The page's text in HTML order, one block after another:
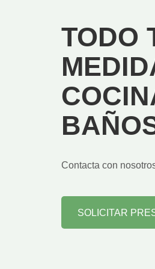
TODO
Contacta con
SOLICITAR